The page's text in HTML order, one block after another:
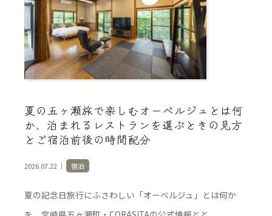
夏の五ヶ瀬旅で楽しむオーベルジュとは何
か、泊まれるレストランを選ぶときの見方
とご宿泊前後の時間配分
2026.07.22 ｜ 宿泊
夏の記念日旅行にふさわしい「オーベルジュ」とは何か